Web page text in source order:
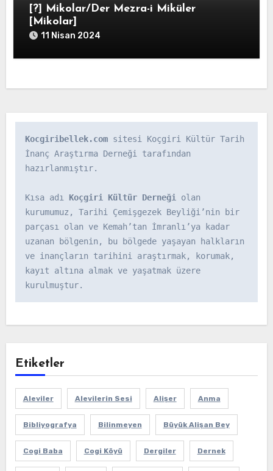
[?] Mikolar/Der Mezra-i Miküler
[Mikolar]
11 Nisan 2024
Kocgiribellek.com sitesi Koçgiri Kültür Tarih
İnanç Araştırma Derneği tarafından
hazırlanmıştır.
Kısa adı Koçgiri Kültür Derneği olan
kurumumuz, Tarihi Çemişgezek Beyliği’nin bir
parçası olan ve Kemah’tan İmranlı’ya kadar
uzanan bölgenin, bu bölgede yaşayan halkların
ve inançların tarihini araştırmak, korumak,
kayıt altına almak ve yaşatmak üzere
kurulmuştur.
Etiketler
Aleviler Alevilerin Sesi Alişer Anma
Bibliyografya Bilinmeyen Büyük Alişan Bey
Cogi Baba Cogi Köyü Dergiler Dernek